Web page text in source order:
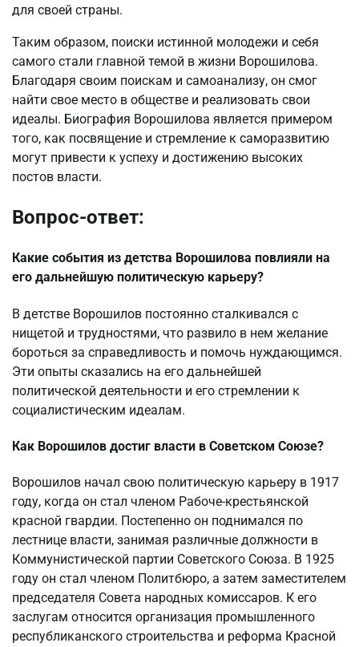
для своей страны.
Таким образом, поиски истинной молодежи и себя
самого стали главной темой в жизни Ворошилова.
Благодаря своим поискам и самоанализу, он смог
найти свое место в обществе и реализовать свои
идеалы. Биография Ворошилова является примером
того, как посвящение и стремление к саморазвитию
могут привести к успеху и достижению высоких
постов власти.
Вопрос-ответ:
Какие события из детства Ворошилова повлияли на
его дальнейшую политическую карьеру?
В детстве Ворошилов постоянно сталкивался с
нищетой и трудностями, что развило в нем желание
бороться за справедливость и помочь нуждающимся.
Эти опыты сказались на его дальнейшей
политической деятельности и его стремлении к
социалистическим идеалам.
Как Ворошилов достиг власти в Советском Союзе?
Ворошилов начал свою политическую карьеру в 1917
году, когда он стал членом Рабоче-крестьянской
красной гвардии. Постепенно он поднимался по
лестнице власти, занимая различные должности в
Коммунистической партии Советского Союза. В 1925
году он стал членом Политбюро, а затем заместителем
председателя Совета народных комиссаров. К его
заслугам относится организация промышленного
республиканского строительства и реформа Красной